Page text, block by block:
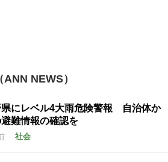
NEWS）
県にレベル4大雨危険警報 自治体か
避難情報の確認を
社会